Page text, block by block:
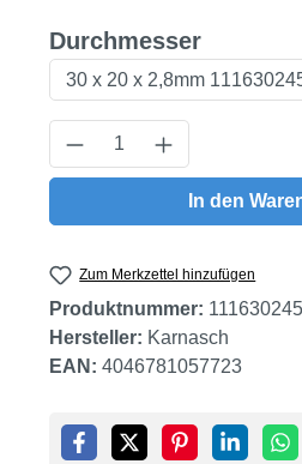
Durchmesser
Produkt Anzahl: Gib
In den
Zum Merkzettel hinzufügen
Produktnummer: 111630245
Hersteller: Karnasch
EAN: 4046781057723